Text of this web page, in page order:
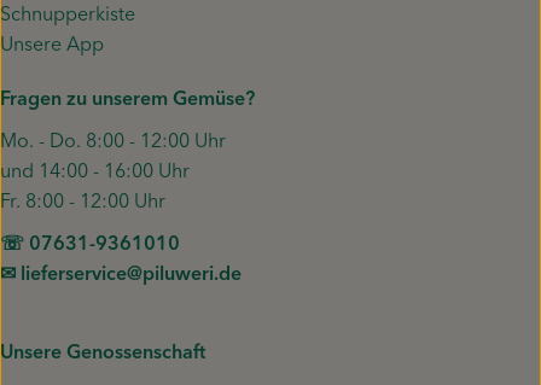
Schnupperkiste
Unsere App
Fragen zu unserem Gemüse?
Mo. - Do. 8:00 - 12:00 Uhr
und 14:00 - 16:00 Uhr
Fr. 8:00 - 12:00 Uhr
☏ 07631-9361010
✉︎ lieferservice@piluweri.de
Unsere Genossenschaft